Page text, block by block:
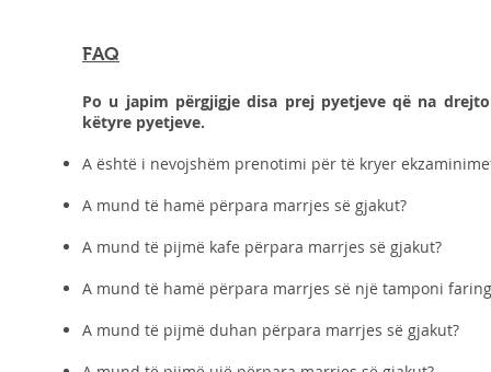
FAQ
Po u japim përgjigje disa prej pyetjeve që na
këtyre pyetjeve.
A është i nevojshëm prenotimi për të kryer
A mund të hamë përpara marrjes së gjakut?
A mund të pijmë kafe përpara marrjes së gjakut?
A mund të hamë përpara marrjes së një tamponi
A mund të pijmë duhan përpara marrjes së gjakut?